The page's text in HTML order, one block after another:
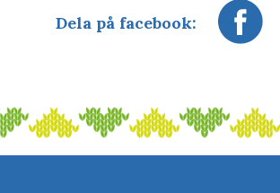
Dela på facebook: